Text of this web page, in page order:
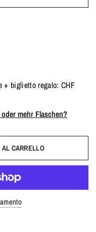
biglietto regalo: CHF
mehr Flaschen?
AL CARRELLO